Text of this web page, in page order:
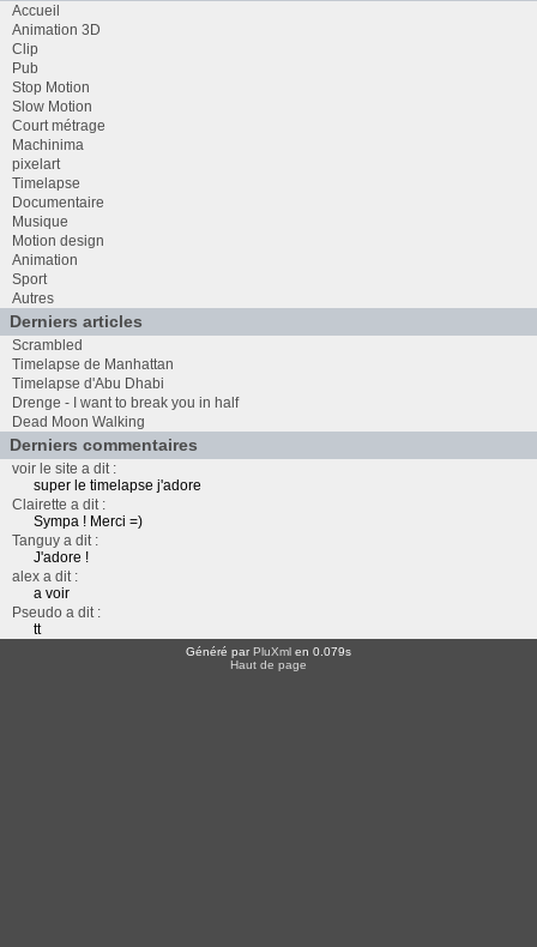
Accueil
Animation 3D
Clip
Pub
Stop Motion
Slow Motion
Court métrage
Machinima
pixelart
Timelapse
Documentaire
Musique
Motion design
Animation
Sport
Autres
Derniers articles
Scrambled
Timelapse de Manhattan
Timelapse d'Abu Dhabi
Drenge - I want to break you in half
Dead Moon Walking
Derniers commentaires
voir le site a dit :
super le timelapse j'adore
Clairette a dit :
Sympa ! Merci =)
Tanguy a dit :
J'adore !
alex a dit :
a voir
Pseudo a dit :
tt
Généré parPluXml en 0.079s
Haut de page